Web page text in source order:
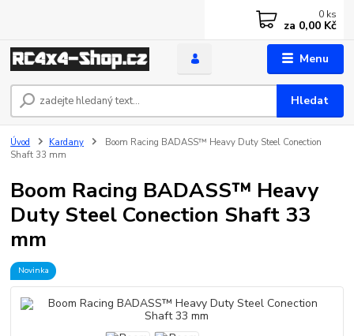
Menu
Hledat
0 ks
za 0,00 Kč
Úvod Kardany
Boom Racing BADASS™ Heavy Duty Steel Conection
Shaft 33 mm
Boom Racing BADASS™ Heavy
Duty Steel Conection Shaft 33
mm
Novinka